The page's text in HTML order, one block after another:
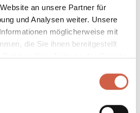
an unsere Partner für
und Analysen weiter. Unsere
möglicherweise mit
die Sie ihnen bereitgestellt
Ihrer Nutzung der Dienste
ob du das Produkt wirklich